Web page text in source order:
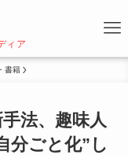
ィア
書籍
法、趣味人
分ごと化”し